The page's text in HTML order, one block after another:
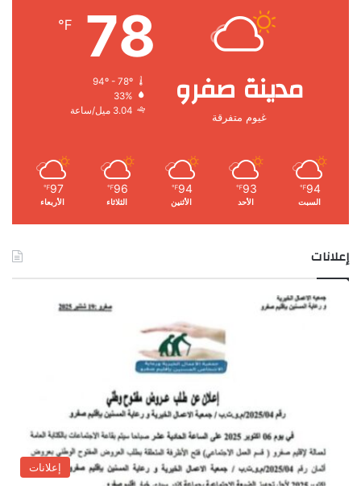
مدينة صفرو
غيوم متفرقة
78
℉
94º - 78º
33%
3.04 ميل/ساعة
94
℉
السبت
93
℉
الأحد
94
℉
الأثنين
96
℉
الثلاثاء
97
℉
الأربعاء
إعلانات
إعلانات